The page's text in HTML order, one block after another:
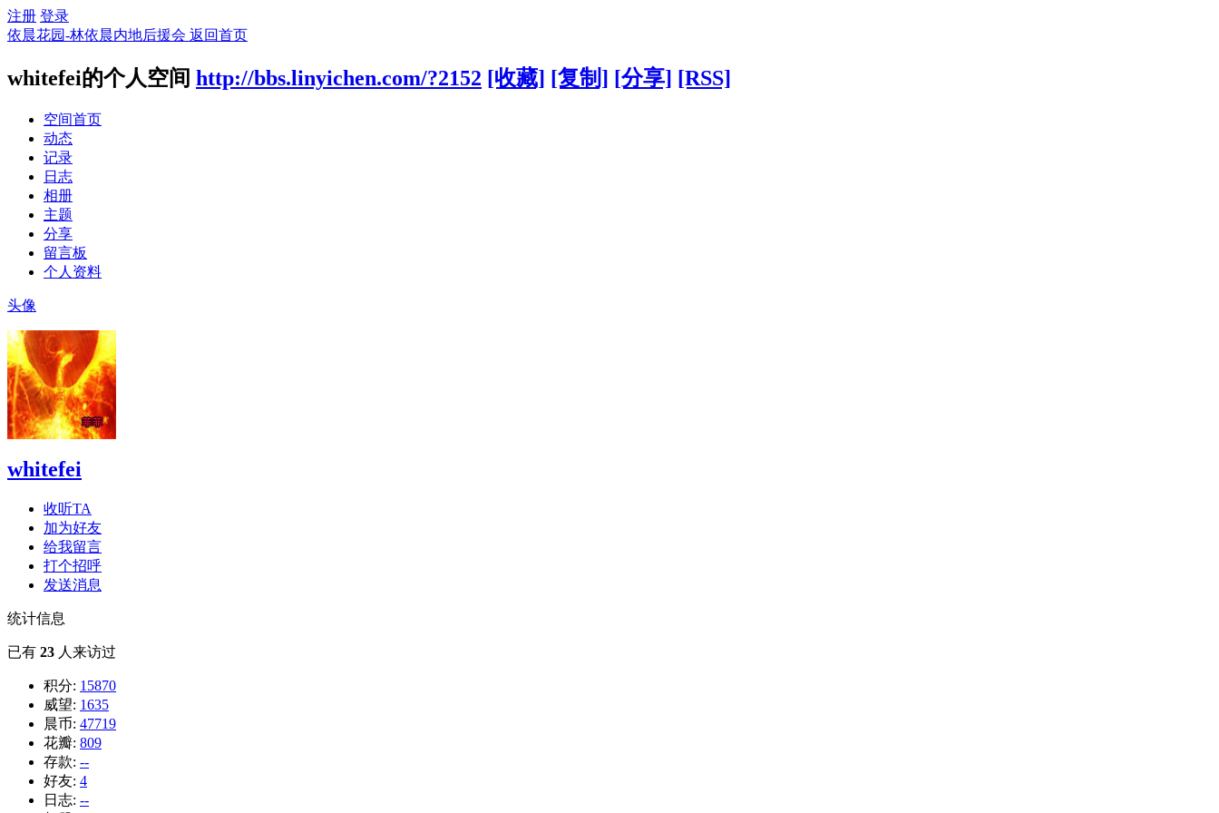
注册 登录
依晨花园-林依晨内地后援会 返回首页
whitefei的个人空间 http://bbs.linyichen.com/?2152 [收藏] [复制] [分享] [RSS]
空间首页
动态
记录
日志
相册
主题
分享
留言板
个人资料
头像
whitefei
收听TA
加为好友
给我留言
打个招呼
发送消息
统计信息
已有 23 人来访过
积分: 15870
威望: 1635
晨币: 47719
花瓣: 809
存款: --
好友: 4
日志: --